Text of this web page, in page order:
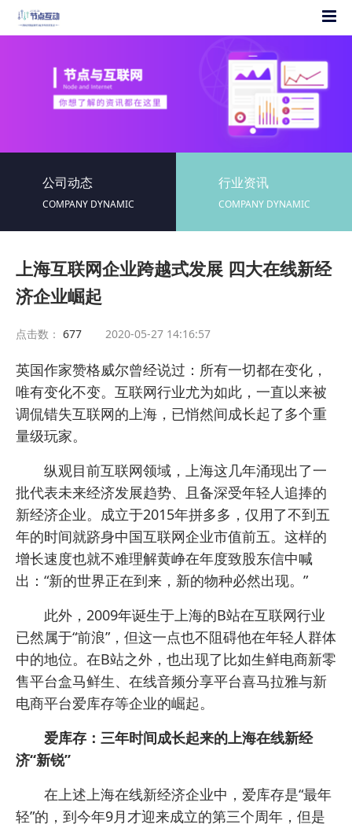
公司动态
COMPANY DYNAMIC
行业资讯
COMPANY DYNAMIC
上海互联网企业跨越式发展 四大在线新经
济企业崛起
点击数： 677 2020-05-27 14:16:57
英国作家赞格威尔曾经说过：所有一切都在变化，
唯有变化不变。互联网行业尤为如此，一直以来被
调侃错失互联网的上海，已悄然间成长起了多个重
量级玩家。
纵观目前互联网领域，上海这几年涌现出了一
批代表未来经济发展趋势、且备深受年轻人追捧的
新经济企业。成立于2015年拼多多，仅用了不到五
年的时间就跻身中国互联网企业市值前五。这样的
增长速度也就不难理解黄峥在年度致股东信中喊
出：“新的世界正在到来，新的物种必然出现。”
此外，2009年诞生于上海的B站在互联网行业
已然属于“前浪”，但这一点也不阻碍他在年轻人群体
中的地位。在B站之外，也出现了比如生鲜电商新零
售平台盒马鲜生、在线音频分享平台喜马拉雅与新
电商平台爱库存等企业的崛起。
爱库存：三年时间成长起来的上海在线新经
济“新锐”
在上述上海在线新经济企业中，爱库存是“最年
轻”的，到今年9月才迎来成立的第三个周年，但是